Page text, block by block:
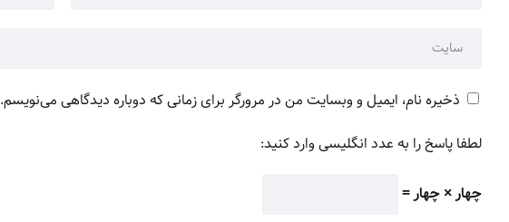
ذخیره نام، ایمیل و وبسایت من در مرورگر برای زمانی که دوباره دیدگاهی می‌نویسم.
لطفا پاسخ را به عدد انگلیسی وارد کنید:
چهار × چهار =